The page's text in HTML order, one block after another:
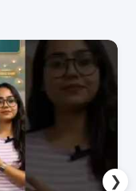
❯